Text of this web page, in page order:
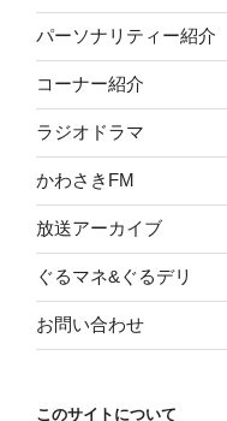
パーソナリティー紹介
コーナー紹介
ラジオドラマ
かわさきFM
放送アーカイブ
ぐるマネ&ぐるデリ
お問い合わせ
このサイトについて